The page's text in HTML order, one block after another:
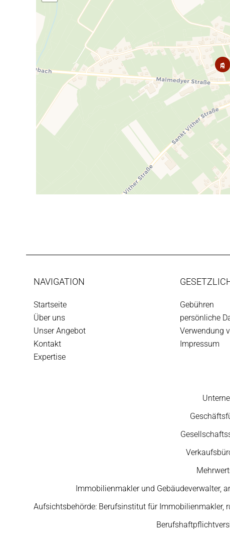
NAVIGATION
Startseite
Über uns
Unser Angebot
Kontakt
Expertise
Gebühren
persönliche
Verwendung
Impressum
Immobilienmakler und Gebäudeverwalter,
Aufsichtsbehörde: Berufsinstitut für Immobilienmakler,